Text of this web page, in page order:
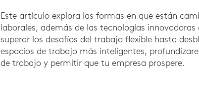
Este artículo explora las formas en que están
laborales, además de las tecnologías
superar los desafíos del trabajo flexible hasta
espacios de trabajo más inteligentes,
de trabajo y permitir que tu empresa prospere.